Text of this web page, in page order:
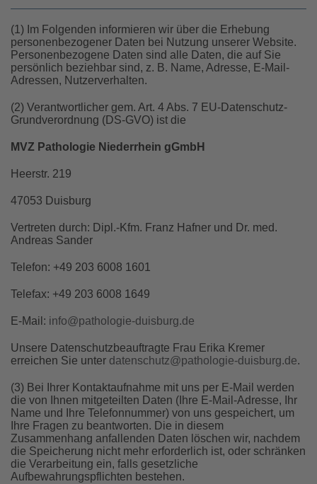
(1) Im Folgenden informieren wir über die Erhebung
personenbezogener Daten bei Nutzung unserer Website.
Personenbezogene Daten sind alle Daten, die auf Sie
persönlich beziehbar sind, z. B. Name, Adresse, E-Mail-
Adressen, Nutzerverhalten.
(2) Verantwortlicher gem. Art. 4 Abs. 7 EU-Datenschutz-
Grundverordnung (DS-GVO) ist die
MVZ Pathologie Niederrhein gGmbH
Heerstr. 219
47053 Duisburg
Vertreten durch: Dipl.-Kfm. Franz Hafner und Dr. med.
Andreas Sander
Telefon: +49 203 6008 1601
Telefax: +49 203 6008 1649
E-Mail: info@pathologie-duisburg.de
Unsere Datenschutzbeauftragte Frau Erika Kremer
erreichen Sie unter datenschutz@pathologie-duisburg.de.
(3) Bei Ihrer Kontaktaufnahme mit uns per E-Mail werden
die von Ihnen mitgeteilten Daten (Ihre E-Mail-Adresse, Ihr
Name und Ihre Telefonnummer) von uns gespeichert, um
Ihre Fragen zu beantworten. Die in diesem
Zusammenhang anfallenden Daten löschen wir, nachdem
die Speicherung nicht mehr erforderlich ist, oder schränken
die Verarbeitung ein, falls gesetzliche
Aufbewahrungspflichten bestehen.